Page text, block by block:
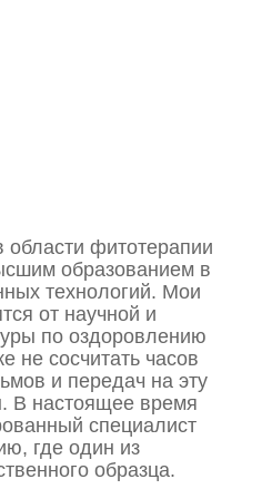
области фитотерапии
образованием в
технологий. Мои
от научной и
по оздоровлению
не сосчитать часов
и передач на эту
В настоящее время
специалист
где один из
образца.